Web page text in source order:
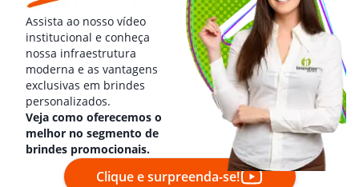
Assista ao nosso vídeo
institucional e conheça
nossa infraestrutura
moderna e as vantagens
exclusivas em brindes
personalizados.
Veja como oferecemos o
melhor no segmento de
brindes promocionais.
Clique e surpreenda-se!